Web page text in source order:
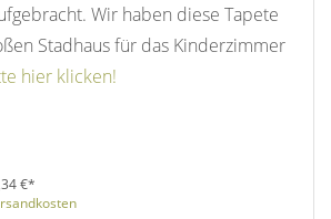
Wir haben diese Tapete
Stadhaus für das Kinderzimmer
hier klicken!
€*